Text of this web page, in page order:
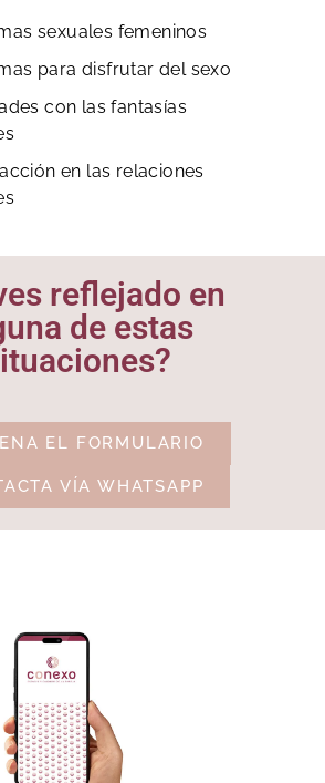
sexuales femeninos
para disfrutar del sexo
con las fantasías
en las relaciones
reflejado en
de estas
EL FORMULARIO
VÍA WHATSAPP